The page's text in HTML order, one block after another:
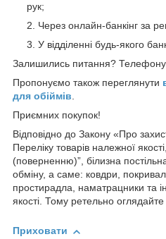
рук;
Через онлайн-банкінг за
У відділенні будь-якого
Залишились питання?
Пропонуємо також переглянути
для обіймів.
Приємних покупок!
Відповідно до Закону «Про
Переліку товарів належної
(поверненню)”, білизна
обміну, а саме: ковдри,
простирадла, наматрацники та
якості. Тому ретельно
Приховати